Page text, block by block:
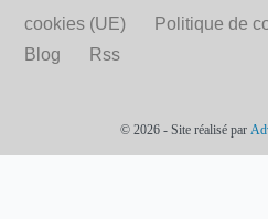
cookies (UE)
Politique de
Blog
Rss
© 2026 - Site réalisé par